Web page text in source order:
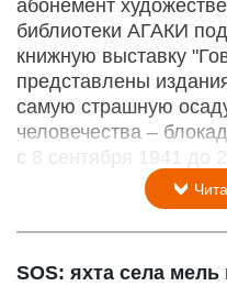
абонемент
библиотеки АГАКИ
книжную выставку
представлены
самую страшную
человечества –
с 8 сентября 1941 до
SOS: яхта села мель